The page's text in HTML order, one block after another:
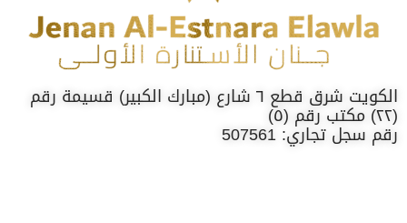
الكويت شرق قطع ٦ شارع (مبارك الكبير) قسيمة رقم
(٢٢) مكتب رقم (٥)
رقم سجل تجاري: 507561